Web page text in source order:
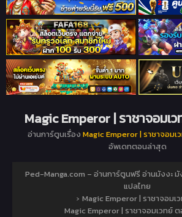
Magic Emperor | ราชาจอมเ
อ่านการ์ตูนเรื่อง Magic Emperor | ราชาจอมเ
อัพเดทตอนล่าสุด
Ped-Manga.com – อ่านการ์ตูนฟรี อ่านมังงะ
แปลไทย
› Magic Emperor | ราชาจอมเ
Magic Emperor | ราชาจอมเวทย์